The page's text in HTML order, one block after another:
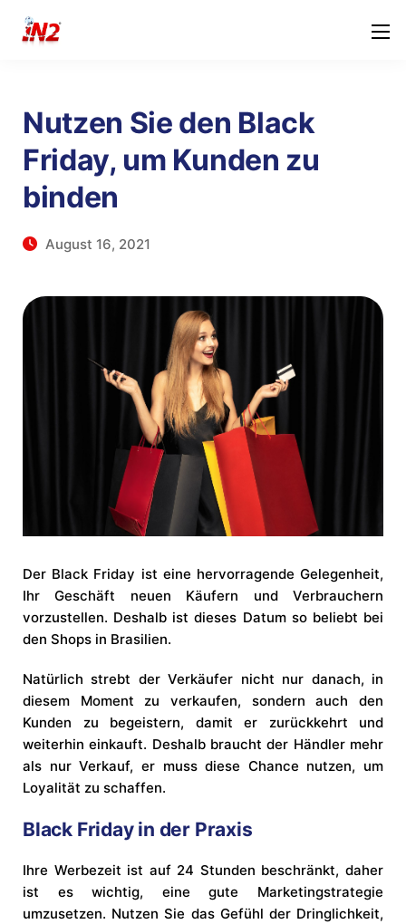
Nutzen Sie den Black
Friday, um Kunden zu
binden
August 16, 2021
Der Black Friday ist eine hervorragende Gelegenheit,
Ihr Geschäft neuen Käufern und Verbrauchern
vorzustellen. Deshalb ist dieses Datum so beliebt bei
den Shops in Brasilien.
Natürlich strebt der Verkäufer nicht nur danach, in
diesem Moment zu verkaufen, sondern auch den
Kunden zu begeistern, damit er zurückkehrt und
weiterhin einkauft. Deshalb braucht der Händler mehr
als nur Verkauf, er muss diese Chance nutzen, um
Loyalität zu schaffen.
Black Friday in der Praxis
Ihre Werbezeit ist auf 24 Stunden beschränkt, daher
ist es wichtig, eine gute Marketingstrategie
umzusetzen. Nutzen Sie das Gefühl der Dringlichkeit,